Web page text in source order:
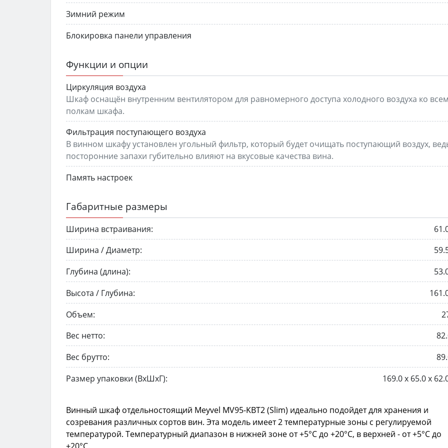
Зимний режим
Блокировка панели управления
Функции и опции
Циркуляция воздуха
Шкаф оснащён внутренним вентилятором для равномерного доступа холодного воздуха ко
полкам шкафа.
Фильтрация поступающего воздуха
В винном шкафу установлен угольный фильтр, который будет очищать поступающий воздух,
посторонние запахи губительно влияют на вкусовые качества вина.
Память настроек
Габаритные размеры
Ширина встраивания:
Ширина / Диаметр:
Глубина (длина):
Высота / Глубина:
Объем:
Вес нетто:
Вес брутто:
Размер упаковки (ВxШxГ):
169.0 х 65.0 х
Винный шкаф отдельностоящий Meyvel MV95-KBT2 (Slim) идеально подойдет для хранения и
созревания различных сортов вин. Эта модель имеет 2 температурные зоны с регулируемой
температурой. Температурный диапазон в нижней зоне от +5°C до +20°C, в верхней - от +5°C до